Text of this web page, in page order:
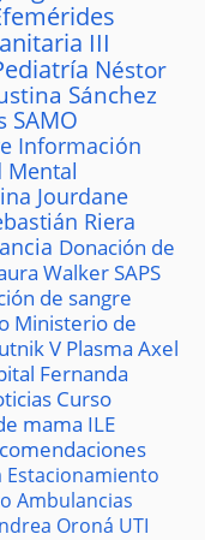
III
Néstor
Sánchez
SAMO
Información
Mental
Jourdane
Riera
Donación de
WalkerSAPS
de sangre
Ministerio de
V Plasma Axel
Fernanda
Curso
mama ILE
Estacionamiento
Ambulancias
Oroná UTI